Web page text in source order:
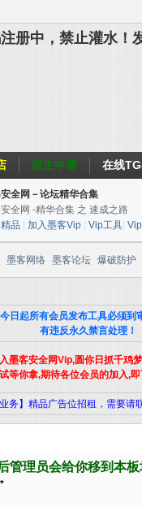
册中，禁止灌水！
版主申请 在线
全网－论坛精华合集
全网 -精华合集 之 速成之路
品 |加入墨客Vip |Vip工具 |
墨客网络 墨客论坛 爆破防护
日起所有会员发布工具必须到
有违反永久禁言处理！
墨客安全网Vip,圆你日抓千鸡
等你拿,期待各位会员的加入,即
业务】精品广告位招租，需要请
管理员会给你移到本板